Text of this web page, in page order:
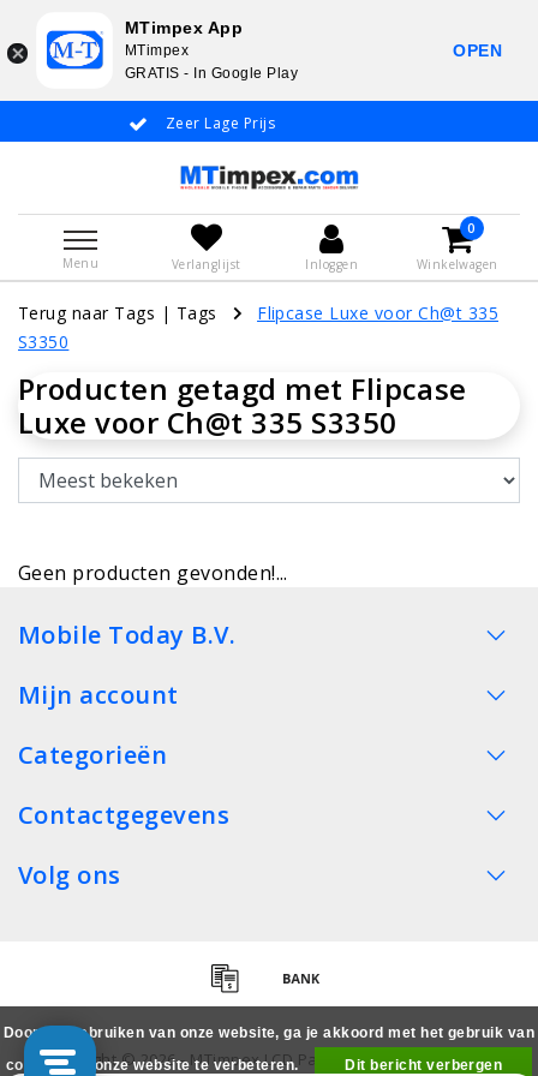
Zeer Lage Prijs
Menu Verlanglijst Inloggen
0
Winkelwagen
Terug naar Tags | Tags
Flipcase Luxe voor Ch@t 335
S3350
Producten getagd met Flipcase
Luxe voor Ch@t 335 S3350
Geen producten gevonden!...
Mobile Today B.V.
Mijn account
Categorieën
Contactgegevens
Volg ons
Copyright © 2026 - MTimpex LCD Parts Cases Groothandel
Door het gebruiken van onze website, ga je akkoord met het gebruik van
cookies om onze website te verbeteren.
Dit bericht verbergen
MTimpex App
MTimpex
GRATIS - In Google Play
OPEN